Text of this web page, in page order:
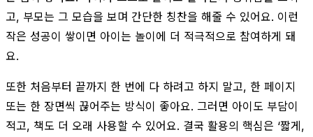
고, 부모는 그 모습을 보며 간단한 칭찬을 해줄 수 있어요. 이런
작은 성공이 쌓이면 아이는 놀이에 더 적극적으로 참여하게 돼
요.
또한 처음부터 끝까지 한 번에 다 하려고 하지 말고, 한 페이지
또는 한 장면씩 끊어주는 방식이 좋아요. 그러면 아이도 부담이
적고, 책도 더 오래 사용할 수 있어요. 결국 활용의 핵심은 ‘짧게,